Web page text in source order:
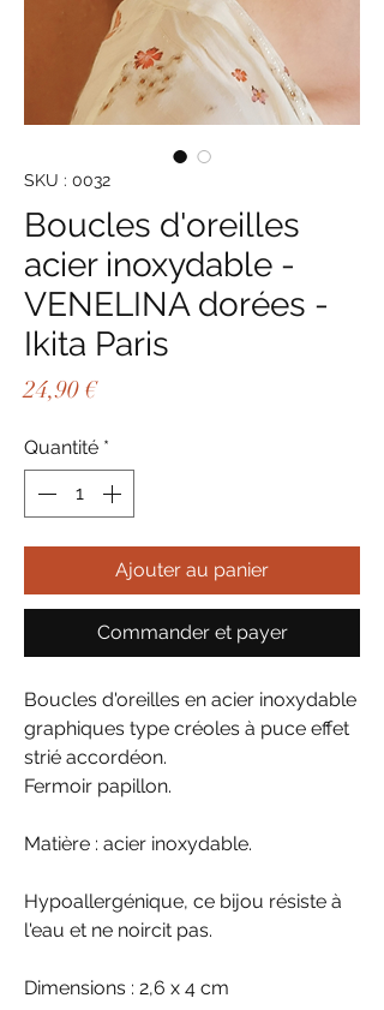
SKU : 0032
Boucles d'oreilles
acier inoxydable -
VENELINA dorées -
Ikita Paris
24,90 €Prix
Quantité *
Ajouter au panier
Commander et payer
Boucles d'oreilles en acier inoxydable
graphiques type créoles à puce effet
strié accordéon.
Fermoir papillon.
Matière : acier inoxydable.
Hypoallergénique, ce bijou résiste à
l'eau et ne noircit pas.
Dimensions : 2,6 x 4 cm